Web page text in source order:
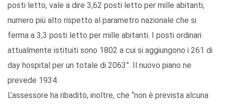
posti letto, vale a dire 3,62 posti letto per mille abitanti,
numero più alto rispetto al parametro nazionale che si
ferma a 3,3 posti letto per mille abitanti. I posti ordinari
attualmente istituiti sono 1802 a cui si aggiungono i 261 di
day hospital per un totale di 2063”. Il nuovo piano ne
prevede 1934.
L’assessore ha ribadito, inoltre, che “non è prevista alcuna